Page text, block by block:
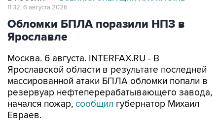
11:32, 6 августа 2026
Обломки БПЛА поразили НПЗ в
Ярославле
Москва. 6 августа. INTERFAX.RU - В
Ярославской области в результате последней
массированной атаки БПЛА обломки попали в
резервуар нефтеперерабатывающего завода,
начался пожар, сообщил губернатор Михаил
Евраев.